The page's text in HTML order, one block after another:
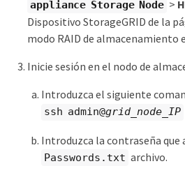
appliance Storage Node >
Dispositivo StorageGRID de la
modo RAID de almacenamiento
Inicie sesión en el nodo de
Introduzca el siguiente
ssh admin@grid_node_IP
Introduzca la contraseña que
Passwords.txt archivo.